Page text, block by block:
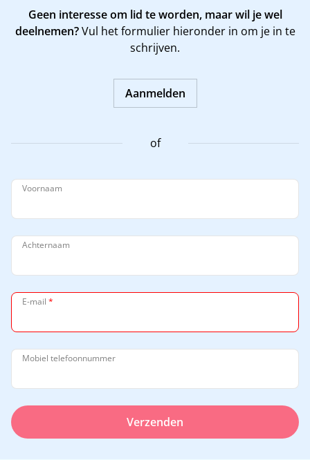
Geen interesse om lid te worden, maar wil je wel
deelnemen?Vul het formulier hieronder in om je in te
schrijven.
Aanmelden
of
Voornaam
Achternaam
E-mail *
Mobiel telefoonnummer
Verzenden